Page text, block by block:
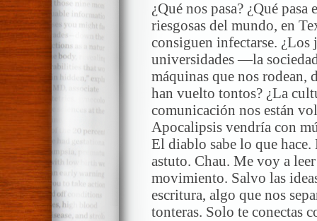
¿Qué nos pasa? ¿Qué
riesgosas del mundo, en
consiguen infectarse. ¿Los
universidades —la
máquinas que nos rodean,
han vuelto tontos? ¿La
comunicación nos están
Apocalipsis vendría con
El diablo sabe lo que
astuto. Chau. Me voy a
movimiento. Salvo las
escritura, algo que nos
tonteras. Solo te conectas